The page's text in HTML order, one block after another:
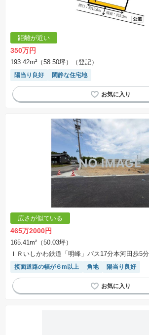
距離が近い
350万円
193.42m²（58.50坪）（登記）
陽当り良好 閑静な住宅地
広さが似ている
465万2000円
165.41m²（50.03坪）
ＩＲいしかわ鉄道「明峰」バス17分本河田歩5分
接面道路の幅が６m以上 角地 陽当り良好